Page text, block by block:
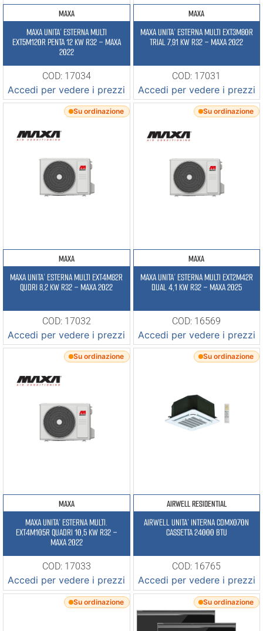
MAXA
MAXA UNITA’ ESTERNA MULTI
EXT5M120R PENTA 12 KW R32 – MAXA
2022
COD: 17034
Accedi per vedere i prezzi
MAXA
MAXA UNITA’ ESTERNA MULTI EXT3M80R
TRIAL 7,91 KW R32 – MAXA 2022
COD: 17031
Accedi per vedere i prezzi
Su ordinazione
MAXA
MAXA UNITA’ ESTERNA MULTI EXT4M82R
QUDRI 8,2 KW R32 – MAXA 2022
COD: 17032
Accedi per vedere i prezzi
Su ordinazione
MAXA
MAXA UNITA’ ESTERNA MULTI EXT2M42R
DUAL 4,1 KW R32 – MAXA 2025
COD: 16569
Accedi per vedere i prezzi
Su ordinazione
MAXA
MAXA UNITA’ ESTERNA MULTI.
EXT4M105R QUADRI 10,5 KW R32 –
MAXA 2022
COD: 17033
Accedi per vedere i prezzi
Su ordinazione
AIRWELL RESIDENTIAL
AIRWELL UNITA’ INTERNA CDMX070N
CASSETTA 24000 BTU
COD: 16765
Accedi per vedere i prezzi
Su ordinazione Su ordinazione